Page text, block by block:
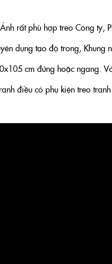
rất phù hợp treo Công ty,
dụng tạo độ trong, Khung
cm đứng hoặc ngang.
điều có phụ kiện treo